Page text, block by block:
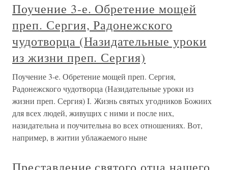
Поучение 3-е. Обретение мощей
преп. Сергия, Радонежского
чудотворца (Назидательные уроки
из жизни преп. Сергия)
Поучение 3-е. Обретение мощей преп. Сергия,
Радонежского чудотворца (Назидательные уроки из
жизни преп. Сергия) I. Жизнь святых угодников Божиих
для всех людей, живущих с ними и после них,
назидательна и поучительна во всех отношениях. Вот,
например, в житии ублажаемого ныне